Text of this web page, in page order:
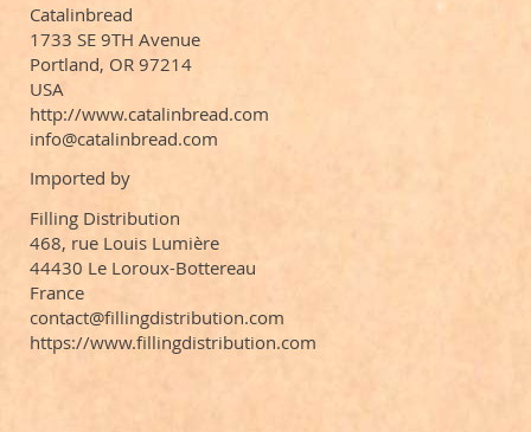
Catalinbread
1733 SE 9TH Avenue
Portland, OR 97214
USA
http://www.catalinbread.com
info@catalinbread.com
Imported by
Filling Distribution
468, rue Louis Lumière
44430 Le Loroux-Bottereau
France
contact@fillingdistribution.com
https://www.fillingdistribution.com